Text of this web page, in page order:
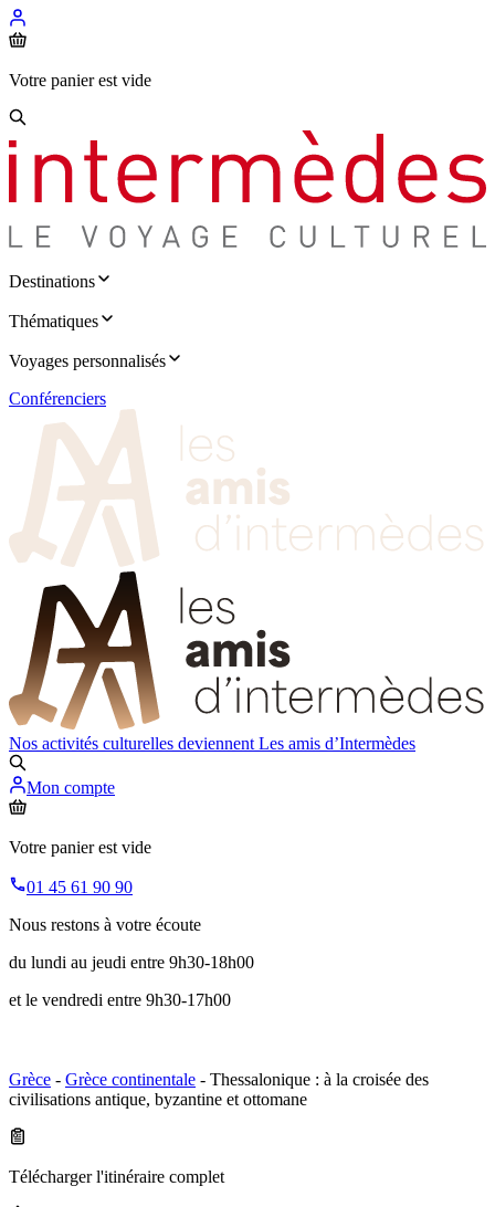
Votre panier est vide
Destinations
Thématiques
Voyages personnalisés
Conférenciers
Nos activités culturelles deviennent Les amis d’Intermèdes
Mon compte
Votre panier est vide
01 45 61 90 90
Nous restons à votre écoute
du lundi au jeudi entre 9h30-18h00
et le vendredi entre 9h30-17h00
Grèce - Grèce continentale - Thessalonique : à la croisée des
civilisations antique, byzantine et ottomane
Télécharger l'itinéraire complet